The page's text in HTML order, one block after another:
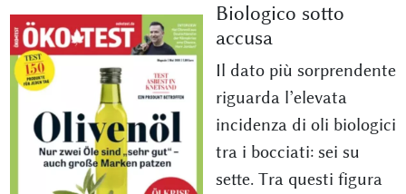
Biologico sotto
accusa
Il dato più sorprendente
riguarda l’elevata
incidenza di oli biologici
tra i bocciati: sei su
sette. Tra questi figura